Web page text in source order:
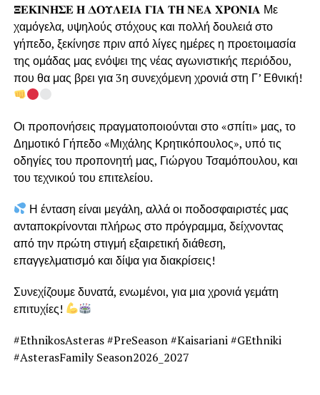
𝚵𝚬𝚱𝚰𝚴𝚮𝚺𝚬 𝚮 𝚫𝚶𝚼𝚲𝚬𝚰𝚨 𝚪𝚰𝚨 𝚻𝚮 𝚴𝚬𝚨 𝚾𝚸𝚶𝚴𝚰𝚨 Με
χαμόγελα, υψηλούς στόχους και πολλή δουλειά στο
γήπεδο, ξεκίνησε πριν από λίγες ημέρες η προετοιμασία
της ομάδας μας ενόψει της νέας αγωνιστικής περιόδου,
που θα μας βρει για 3η συνεχόμενη χρονιά στη Γ’ Εθνική!
Οι προπονήσεις πραγματοποιούνται στο «σπίτι» μας, το
Δημοτικό Γήπεδο «Μιχάλης Κρητικόπουλος», υπό τις
οδηγίες του προπονητή μας, Γιώργου Τσαμόπουλου, και
του τεχνικού του επιτελείου.
Η ένταση είναι μεγάλη, αλλά οι ποδοσφαιριστές μας
ανταποκρίνονται πλήρως στο πρόγραμμα, δείχνοντας
από την πρώτη στιγμή εξαιρετική διάθεση,
επαγγελματισμό και δίψα για διακρίσεις!
Συνεχίζουμε δυνατά, ενωμένοι, για μια χρονιά γεμάτη
επιτυχίες!
#EthnikosAsteras #PreSeason #Kaisariani #GEthniki
#AsterasFamily Season2026_2027